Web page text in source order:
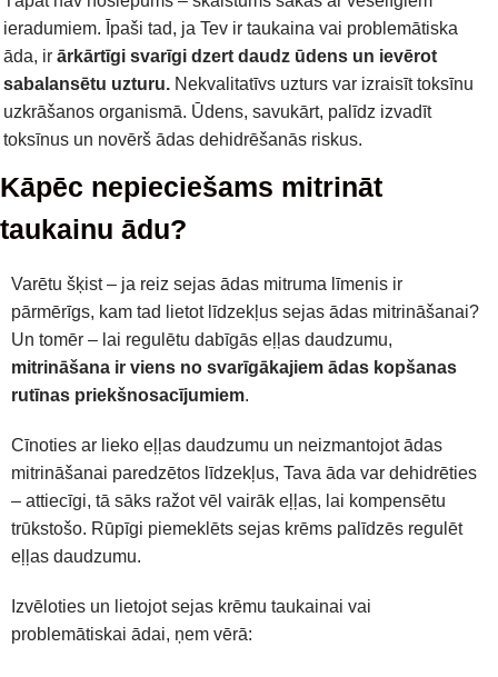
ieradumiem. Īpaši tad, ja Tev ir taukaina vai problemātiska
āda, ir ārkārtīgi svarīgi dzert daudz ūdens un ievērot
sabalansētu uzturu. Nekvalitatīvs uzturs var izraisīt toksīnu
uzkrāšanos organismā. Ūdens, savukārt, palīdz izvadīt
toksīnus un novērš ādas dehidrēšanās riskus.
Kāpēc nepieciešams mitrināt
taukainu ādu?
Varētu šķist – ja reiz sejas ādas mitruma līmenis ir
pārmērīgs, kam tad lietot līdzekļus sejas ādas mitrināšanai?
Un tomēr – lai regulētu dabīgās eļļas daudzumu,
mitrināšana ir viens no svarīgākajiem ādas kopšanas
rutīnas priekšnosacījumiem.
Cīnoties ar lieko eļļas daudzumu un neizmantojot ādas
mitrināšanai paredzētos līdzekļus, Tava āda var dehidrēties
– attiecīgi, tā sāks ražot vēl vairāk eļļas, lai kompensētu
trūkstošo. Rūpīgi piemeklēts sejas krēms palīdzēs regulēt
eļļas daudzumu.
Izvēloties un lietojot sejas krēmu taukainai vai
problemātiskai ādai, ņem vērā: